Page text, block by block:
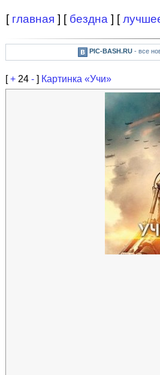
[ главная ] [ бездна ] [
PIC-BASH.RU- все
[+ 24 - ] Картинка «Учи»